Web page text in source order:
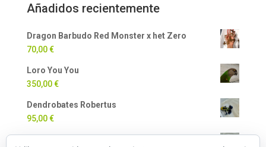
Añadidos recientemente
Dragon Barbudo Red Monster x het Zero
70,00€
Loro You You
350,00€
Dendrobates Robertus
95,00€